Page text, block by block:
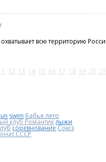
всю территорию
12 13 14 15 16 17 18 19 20 21
swim Бабье лето
клуб Романтиклыжи
соревнованиеСоюз
СССР